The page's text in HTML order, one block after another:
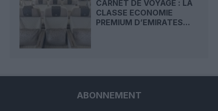
CARNET DE VOYAGE : LA
CLASSE ECONOMIE
PREMIUM D’EMIRATES...
ABONNEMENT